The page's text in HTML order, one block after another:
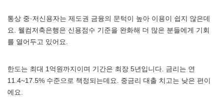
통상 중·저신용자는 제도권 금융의 문턱이 높아 이용이 쉽지 않은데
요. 웰컴저축은행은 신용점수 기준을 완화해 더 많은 분들에게 기회
를 열어두고 있어요.
한도는 최대 1억원까지이며 기간은 최장 5년입니다. 금리는 연
11.4~17.5% 수준으로 책정되는데요. 중금리 대출 치고는 낮은 편이
에요.